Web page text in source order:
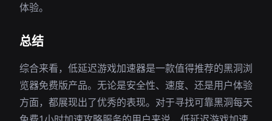
体验。
总结
综合来看，低延迟游戏加速器是一款值得推荐的黑洞浏
览器免费版产品。无论是安全性、速度、还是用户体验
方面，都展现出了优秀的表现。对于寻找可靠黑洞每天